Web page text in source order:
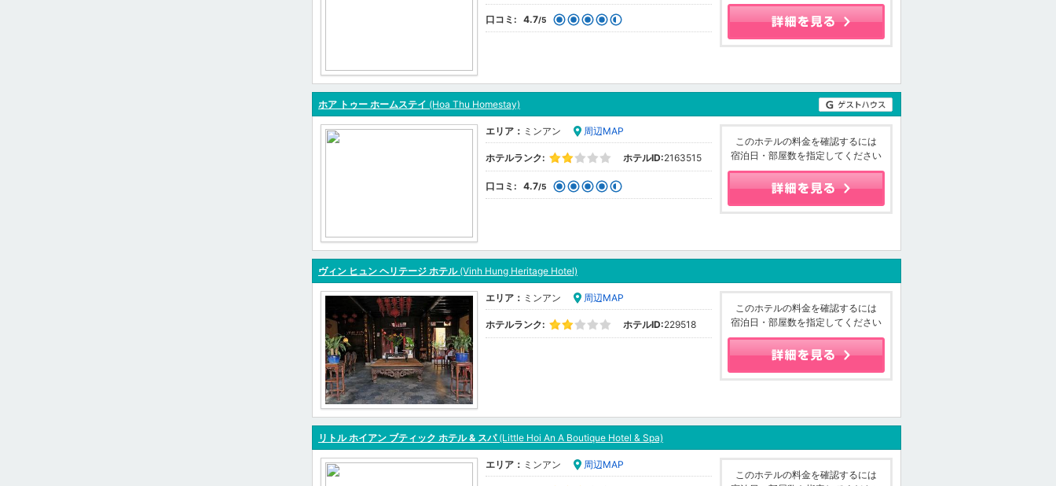
口コミ: 4.7/5
ホア トゥー ホームステイ (Hoa Thu Homestay)
エリア： ミンアン 周辺MAP
ホテルランク: ホテルID:2163515
口コミ: 4.7/5
このホテルの料金を確認するには
宿泊日・部屋数を指定してください
ヴィン ヒュン ヘリテージ ホテル(Vinh Hung Heritage Hotel)
エリア： ミンアン 周辺MAP
ホテルランク: ホテルID:229518
このホテルの料金を確認するには
宿泊日・部屋数を指定してください
リトル ホイアン ブティック ホテル & スパ(Little Hoi An A Boutique Hotel & Spa)
エリア： ミンアン 周辺MAP
このホテルの料金を確認するには